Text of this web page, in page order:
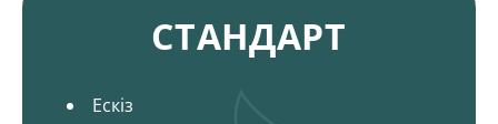
СТАНДАРТ
Ескіз